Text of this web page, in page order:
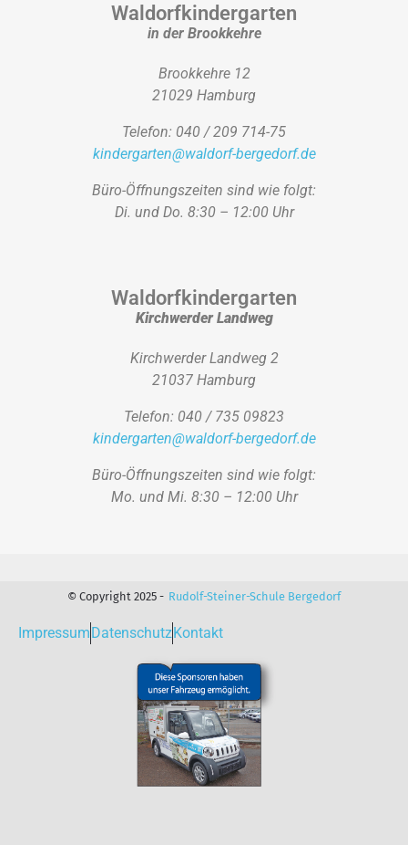
Waldorfkindergarten
in der Brookkehre
Brookkehre 12
21029 Hamburg
Telefon: 040 / 209 714-75
kindergarten@waldorf-bergedorf.de
Büro-Öffnungszeiten sind wie folgt:
Di. und Do. 8:30 – 12:00 Uhr
Waldorfkindergarten
Kirchwerder Landweg
Kirchwerder Landweg 2
21037 Hamburg
Telefon: 040 / 735 09823
kindergarten@waldorf-bergedorf.de
Büro-Öffnungszeiten sind wie folgt:
Mo. und Mi. 8:30 – 12:00 Uhr
© Copyright 2025 - Rudolf-Steiner-Schule Bergedorf
Impressum DatenschutzKontakt